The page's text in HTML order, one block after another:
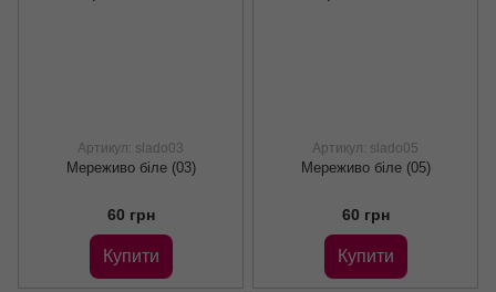
Артикул: slado03
Мереживо біле (03)
60 грн
Купити
Артикул: slado05
Мереживо біле (05)
60 грн
Купити